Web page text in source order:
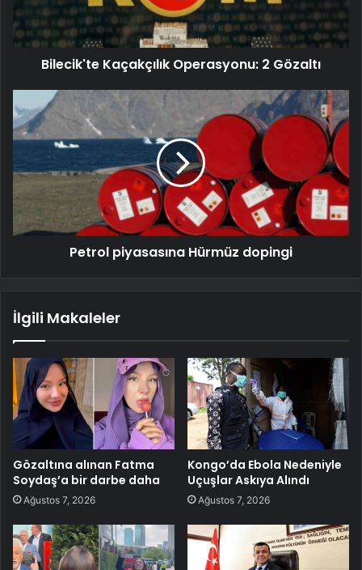
Bilecik'te Kaçakçılık Operasyonu: 2 Gözaltı
Petrol piyasasına Hürmüz dopingi
İlgili Makaleler
Gözaltına alınan Fatma
Soydaş’a bir darbe daha
Ağustos 7, 2026
Kongo’da Ebola Nedeniyle
Uçuşlar Askıya Alındı
Ağustos 7, 2026